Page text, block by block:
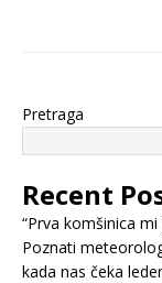
Pretraga
Recent
“Prva komšinica
Poznati
kada nas čeka